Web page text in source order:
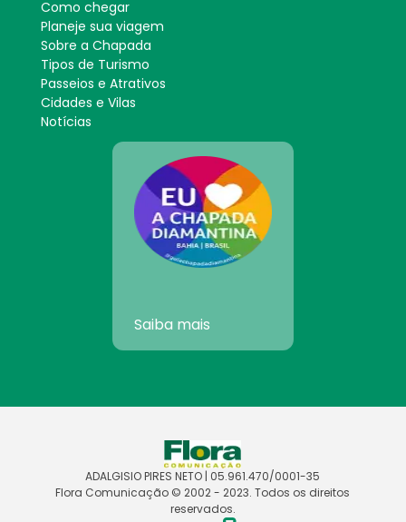
Como chegar
Planeje sua viagem
Sobre a Chapada
Tipos de Turismo
Passeios e Atrativos
Cidades e Vilas
Notícias
Saiba mais
ADALGISIO PIRES NETO | 05.961.470/0001-35
Flora Comunicação © 2002 - 2023. Todos os direitos
reservados.